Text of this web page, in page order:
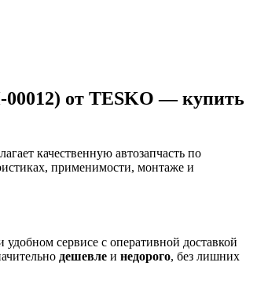
00012) от TESKO — купить
качественную автозапчасть по
применимости, монтаже и
сервисе с оперативной доставкой
дешевле и недорого, без лишних